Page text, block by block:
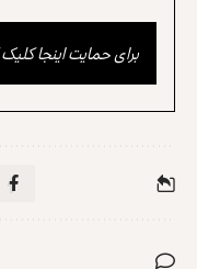
برای حمایت اینجا